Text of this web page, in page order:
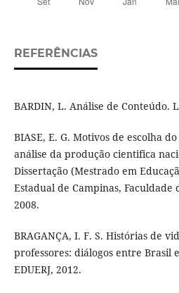
REFERÊNCIAS
BARDIN, L. Análise de Conteúdo.
BIASE, E. G. Motivos de escolha
análise da produção cientifica
Dissertação (Mestrado em
Estadual de Campinas, Faculdade
2008.
BRAGANÇA, I. F. S. Histórias de
professores: diálogos entre Brasil
EDUERJ, 2012.